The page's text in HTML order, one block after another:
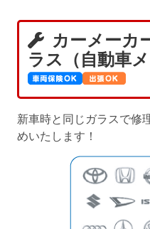
カーメーカ
ラス（自動車メ
新車時と同じガラスで修
めいたします！